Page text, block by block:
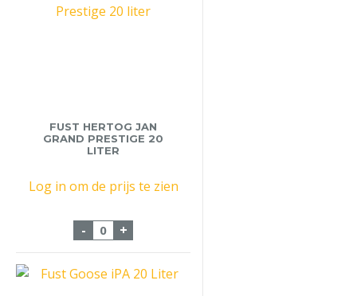
FUST HERTOG JAN
GRAND PRESTIGE 20
LITER
Log in om de prijs te zien
- Fust Hertog Jan Grand Prestige 20 liter
+